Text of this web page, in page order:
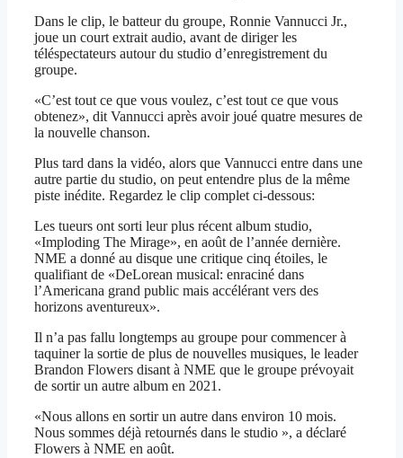
Dans le clip, le batteur du groupe, Ronnie Vannucci Jr.,
joue un court extrait audio, avant de diriger les
téléspectateurs autour du studio d’enregistrement du
groupe.
«C’est tout ce que vous voulez, c’est tout ce que vous
obtenez», dit Vannucci après avoir joué quatre mesures de
la nouvelle chanson.
Plus tard dans la vidéo, alors que Vannucci entre dans une
autre partie du studio, on peut entendre plus de la même
piste inédite. Regardez le clip complet ci-dessous:
Les tueurs ont sorti leur plus récent album studio,
«Imploding The Mirage», en août de l’année dernière.
NME a donné au disque une critique cinq étoiles, le
qualifiant de «DeLorean musical: enraciné dans
l’Americana grand public mais accélérant vers des
horizons aventureux».
Il n’a pas fallu longtemps au groupe pour commencer à
taquiner la sortie de plus de nouvelles musiques, le leader
Brandon Flowers disant à NME que le groupe prévoyait
de sortir un autre album en 2021.
«Nous allons en sortir un autre dans environ 10 mois.
Nous sommes déjà retournés dans le studio », a déclaré
Flowers à NME en août.